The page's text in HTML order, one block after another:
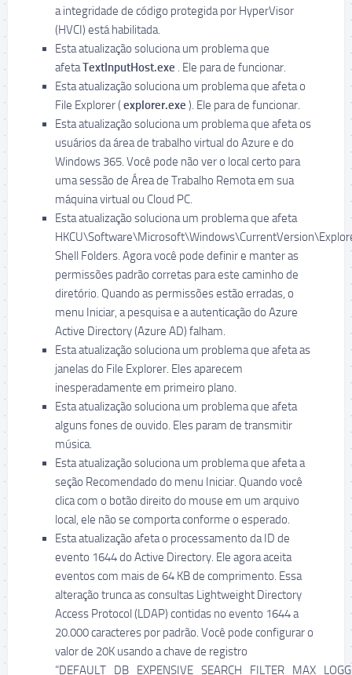
a integridade de código protegida por HyperVisor
(HVCI) está habilitada.
Esta atualização soluciona um problema que
afetaTextInputHost.exe . Ele para de funcionar.
Esta atualização soluciona um problema que afeta o
File Explorer ( explorer.exe ). Ele para de funcionar.
Esta atualização soluciona um problema que afeta os
usuários da área de trabalho virtual do Azure e do
Windows 365. Você pode não ver o local certo para
uma sessão de Área de Trabalho Remota em sua
máquina virtual ou Cloud PC.
Esta atualização soluciona um problema que afeta
Shell Folders. Agora você pode definir e manter as
permissões padrão corretas para este caminho de
diretório. Quando as permissões estão erradas, o
menu Iniciar, a pesquisa e a autenticação do Azure
Active Directory (Azure AD) falham.
Esta atualização soluciona um problema que afeta as
janelas do File Explorer. Eles aparecem
inesperadamente em primeiro plano.
Esta atualização soluciona um problema que afeta
alguns fones de ouvido. Eles param de transmitir
música.
Esta atualização soluciona um problema que afeta a
seção Recomendado do menu Iniciar. Quando você
clica com o botão direito do mouse em um arquivo
local, ele não se comporta conforme o esperado.
Esta atualização afeta o processamento da ID de
evento 1644 do Active Directory. Ele agora aceita
eventos com mais de 64 KB de comprimento. Essa
alteração trunca as consultas Lightweight Directory
Access Protocol (LDAP) contidas no evento 1644 a
20.000 caracteres por padrão. Você pode configurar o
valor de 20K usando a chave de registro